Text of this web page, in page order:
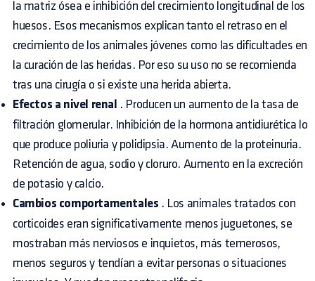
la matriz ósea e inhibición del crecimiento longitudinal de los
huesos. Esos mecanismos explican tanto el retraso en el
crecimiento de los animales jóvenes como las dificultades en
la curación de las heridas. Por eso su uso no se recomienda
tras una cirugía o si existe una herida abierta.
Efectos a nivel renal
. Producen un aumento de la tasa de
filtración glomerular. Inhibición de la hormona antidiurética lo
que produce poliuria y polidipsia. Aumento de la proteinuria.
Retención de agua, sodio y cloruro. Aumento en la excreción
de potasio y calcio.
Cambios comportamentales . Los animales tratados con
corticoides eran significativamente menos juguetones, se
mostraban más nerviosos e inquietos, más temerosos,
menos seguros y tendían a evitar personas o situaciones